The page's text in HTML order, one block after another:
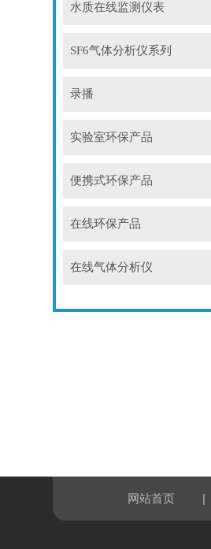
水质在线监测仪表
SF6气体分析仪系列
录播
实验室环保产品
便携式环保产品
在线环保产品
在线气体分析仪
网站首页 |